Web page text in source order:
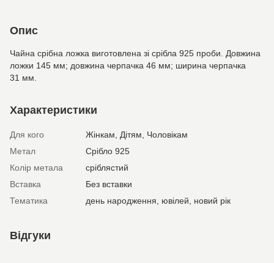
Опис
Чайна срібна ложка виготовлена зі срібла 925 проби. Довжина
ложки 145 мм; довжина черпачка 46 мм; ширина черпачка
31 мм.
Характеристики
Для кого
Жінкам, Дітям, Чоловікам
Метал
Срібло 925
Колір метала
сріблястий
Вставка
Без вставки
Тематика
день народження, ювілей, новий рік
Відгуки